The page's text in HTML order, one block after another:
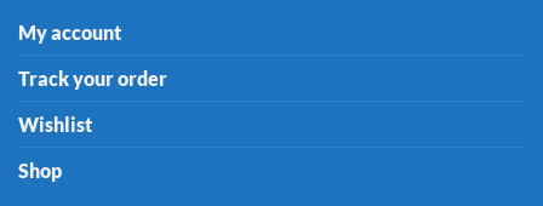
My account
Track your order
Wishlist
Shop